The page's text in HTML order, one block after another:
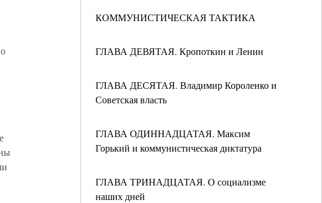
КОММУНИСТИЧЕСКАЯ ТАКТИКА
ГЛАВА ДЕВЯТАЯ. Кропоткин и Ленин
ГЛАВА ДЕСЯТАЯ. Владимир Короленко и
Советская власть
ГЛАВА ОДИННАДЦАТАЯ. Максим
Горький и коммунистическая диктатура
ГЛАВА ТРИНАДЦАТАЯ. О социализме
наших дней